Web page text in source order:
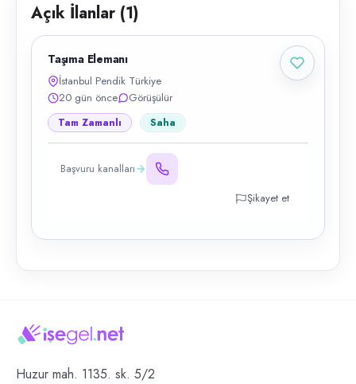
Açık İlanlar (1)
Taşıma Elemanı
İstanbul Pendik Türkiye
20 gün önce
Görüşülür
Tam Zamanlı Saha
Başvuru kanalları
Şikayet et
Huzur mah. 1135. sk. 5/2